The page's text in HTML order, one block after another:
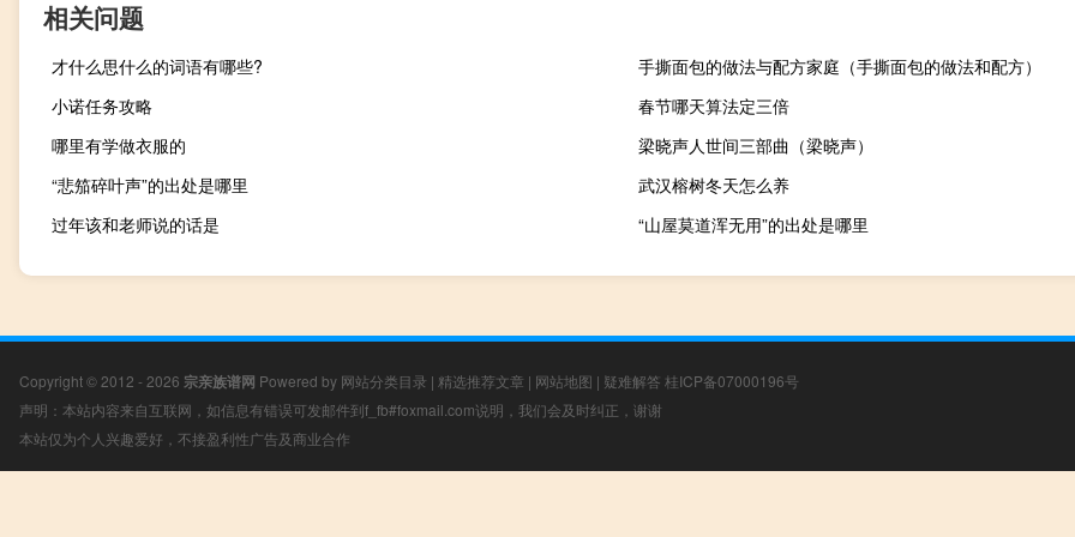
相关问题
才什么思什么的词语有哪些?
手撕面包的做法与配方家庭（手撕面包的做法和配方）
小诺任务攻略
春节哪天算法定三倍
哪里有学做衣服的
梁晓声人世间三部曲（梁晓声）
“悲笳碎叶声”的出处是哪里
武汉榕树冬天怎么养
过年该和老师说的话是
“山屋莫道浑无用”的出处是哪里
Copyright © 2012 - 2026 宗亲族谱网 Powered by 网站分类目录 | 精选推荐文章 | 网站地图 | 疑难解答 桂ICP备07000196号
声明：本站内容来自互联网，如信息有错误可发邮件到f_fb#foxmail.com说明，我们会及时纠正，谢谢
本站仅为个人兴趣爱好，不接盈利性广告及商业合作